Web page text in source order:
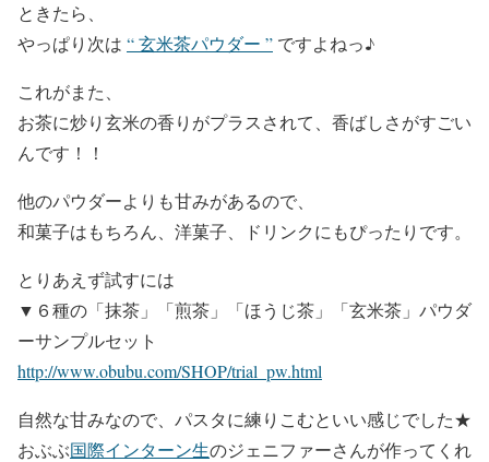
ときたら、
やっぱり次は “ 玄米茶パウダー ” ですよねっ♪
これがまた、
お茶に炒り玄米の香りがプラスされて、香ばしさがすごい
んです！！
他のパウダーよりも甘みがあるので、
和菓子はもちろん、洋菓子、ドリンクにもぴったりです。
とりあえず試すには
▼６種の「抹茶」「煎茶」「ほうじ茶」「玄米茶」パウダ
ーサンプルセット
http://www.obubu.com/SHOP/trial_pw.html
自然な甘みなので、パスタに練りこむといい感じでした★
おぶぶ国際インターン生のジェニファーさんが作ってくれ